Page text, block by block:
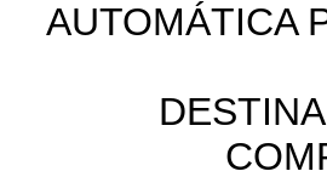
AUTOMÁTICA